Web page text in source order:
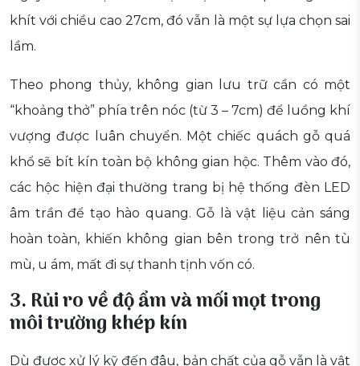
khít với chiều cao 27cm, đó vẫn là một sự lựa chọn sai
lầm.
Theo phong thủy, không gian lưu trữ cần có một
“khoảng thở” phía trên nóc (từ 3 – 7cm) để luồng khí
vượng được luân chuyển. Một chiếc quách gỗ quá
khổ sẽ bít kín toàn bộ không gian hộc. Thêm vào đó,
các hộc hiện đại thường trang bị hệ thống đèn LED
âm trần để tạo hào quang. Gỗ là vật liệu cản sáng
hoàn toàn, khiến không gian bên trong trở nên tù
mù, u ám, mất đi sự thanh tịnh vốn có.
3. Rủi ro về độ ẩm và mối mọt trong
môi trường khép kín
Dù được xử lý kỹ đến đâu, bản chất của gỗ vẫn là vật